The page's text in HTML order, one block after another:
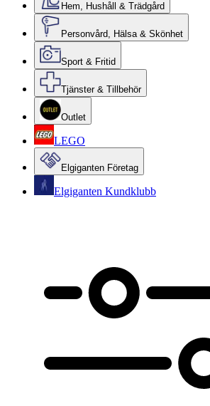
Hem, Hushåll & Trädgård
Personvård, Hälsa & Skönhet
Sport & Fritid
Tjänster & Tillbehör
Outlet
LEGO
Elgiganten Företag
Elgiganten Kundklubb